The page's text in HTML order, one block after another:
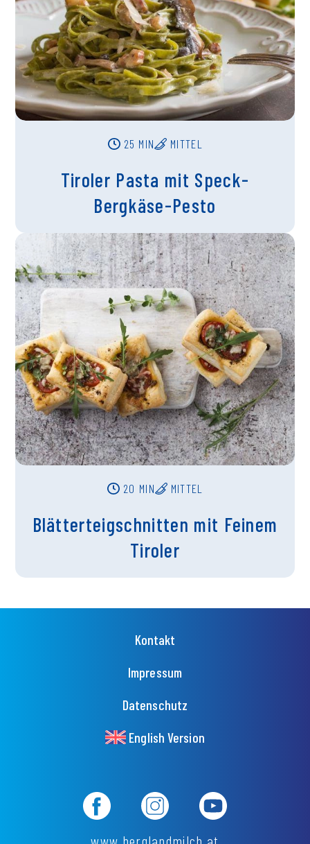
25 MIN MITTEL
Tiroler Pasta mit Speck-
Bergkäse-Pesto
20 MIN MITTEL
Blätterteigschnitten mit Feinem
Tiroler
FußzeilenmenüKontakt
Impressum
Datenschutz
English Version
www.berglandmilch.at